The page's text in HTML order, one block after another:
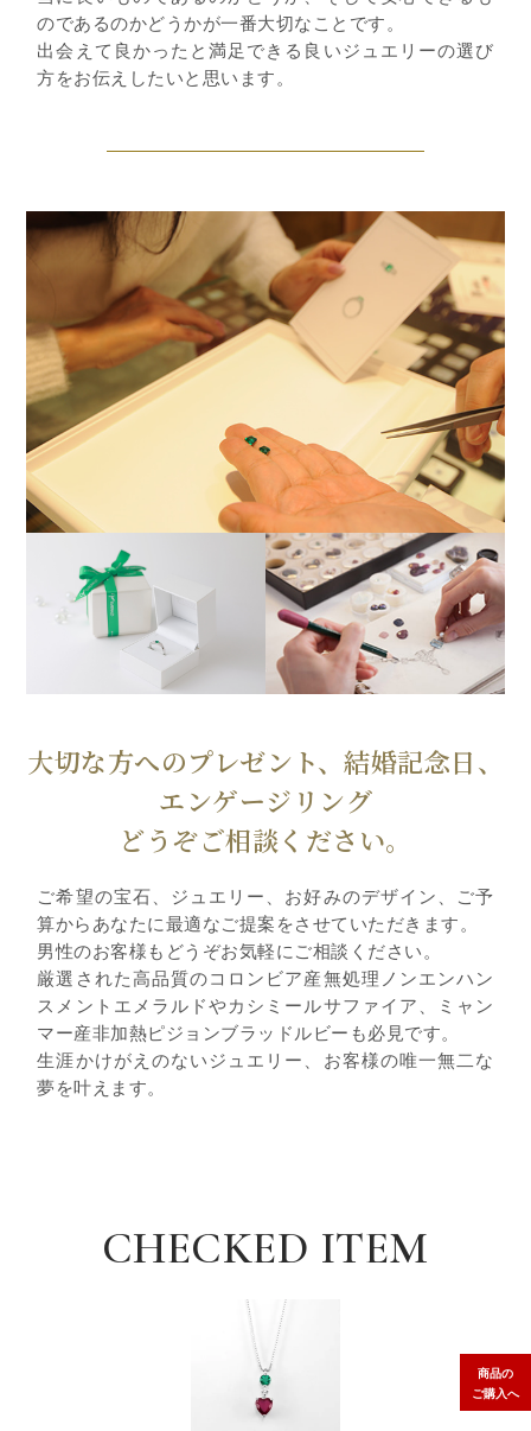
のであるのかどうかが一番大切なことです。
出会えて良かったと満足できる良いジュエリーの選び
方をお伝えしたいと思います。
大切な方へのプレゼント、結婚記念日、
エンゲージリング
どうぞご相談ください。
ご希望の宝石、ジュエリー、お好みのデザイン、ご予
算からあなたに最適なご提案をさせていただきます。
男性のお客様もどうぞお気軽にご相談ください。
厳選された高品質のコロンビア産無処理ノンエンハン
スメントエメラルドやカシミールサファイア、ミャン
マー産非加熱ピジョンブラッドルビーも必見です。
生涯かけがえのないジュエリー、お客様の唯一無二な
夢を叶えます。
商品の
ご購入へ
CHECKED ITEM